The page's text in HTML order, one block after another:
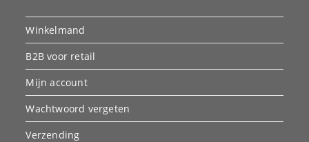
Winkelmand
B2B voor retail
Mijn account
Wachtwoord vergeten
Verzending